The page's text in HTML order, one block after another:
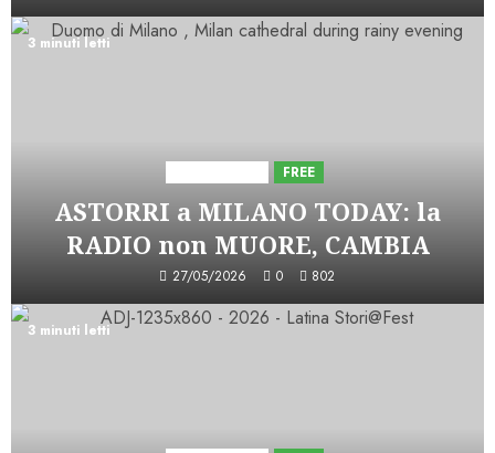
3 minuti letti
FREE
ASTORRI a MILANO TODAY: la
RADIO non MUORE, CAMBIA
27/05/2026 0 802
3 minuti letti